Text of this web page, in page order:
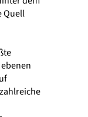
Quell